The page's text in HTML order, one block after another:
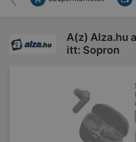
Vissza
A(z) Alza.hu
itt: Sopron